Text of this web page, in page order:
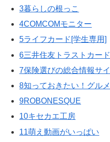
3暮らしの根っこ
4COMCOMモニター
5ライフカード[学生専用]
6三井住友トラストカード
7保険選びの総合情報サ
8知っておきたい！グル
9ROBONESQUE
10キセカエ工房
11萌え動画がいっぱい